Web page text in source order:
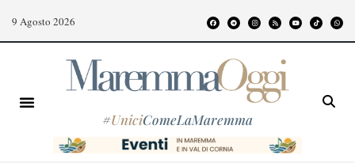
9 Agosto 2026
#UniciComeLaMaremma